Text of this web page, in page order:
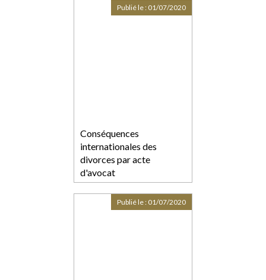
Conséquences
internationales des
divorces par acte
d'avocat
Publié le : 01/07/2020
Publié le : 01/07/2020